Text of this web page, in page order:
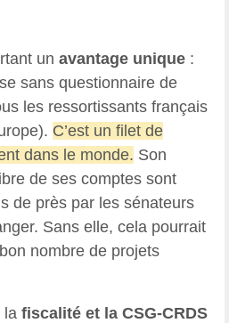
un avantage unique :
sans questionnaire de
les ressortissants français
C’est un filet de
dans le monde. Son
de ses comptes sont
de près par les sénateurs
Sans elle, cela pourrait
nombre de projets
la fiscalité et la CSG-CRDS